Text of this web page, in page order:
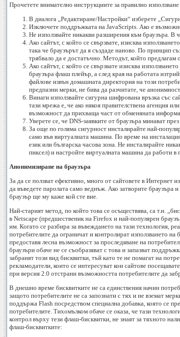
Прочетете внимателно инструкциите за правилно
В диалога „Редактиране/Настройки“ изберете
Изключете поддръжката на JavaScripts. Ако е
Не използвайте никакви разширения към браузъра. В
Ако сайтът, с който се свързвате, изисква
така че браузърът да я създаде наново. По принцип
трябвало да е достатъчно. Методът, който предлагам
Ако сайтът, с който се свързвате изисква
браузъра флаш плейър, а след края на работата
файлове извън домашната директория на този
предпазни мерки, не бива да разчитате, че
Винаги използвайте сигурна шифрована връзка със
тази мрежа е, че ако някоя правителствена агенция
възможност да прихваща част от обменяната
Уверете се, че DNS-заявките от браузъра минават през
За още по голяма сигурност инсталирайте най-
само във виртуалната машина. По време на
език или българска часова зона. Не инсталирайте
пиксел) и настройте виртуалната машина да работи
Анонимизиране на браузъра
За да се ползват ефективно, много от сайтовете в Интернет
да въведете паролата само веднъж. Ако затворите браузъра
браузър ще му каже кой сте вие.
Най-старият метод, по който това се осъществява, са т.н.
в Netscape (предшественик на Firefox и най-популярен
им. Когато се разбира за въвеждането на тази технология,
потребителите да ограничат и контролират използването
предоставя лесна възможност за проследяване на
браузъри обаче не се съобразяват с това и запазват
забранят този вид бисквитки, тъй като те не помагат на
рекламодатели, които се интересуват кои сайтове
при версия 2.0 отстрани възможността потребителите да
В днешно време бисквитките не са единствения начин
защото потребителите не са запознати с тях и не вземат
поддържа Flash посредством специална добавка, която се
потребителите. Тихомълком обаче се оказа, че тази
контрол върху тези флаш-бисквитки, не знаят за тяхното
флаш-бисквитките: